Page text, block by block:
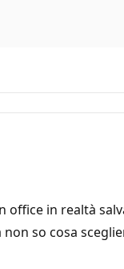
in realtà
so cosa